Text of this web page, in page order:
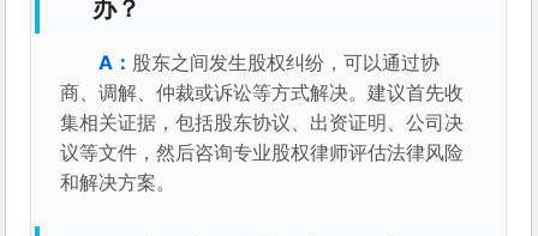
办？
股东之间发生股权纠纷，可以通过协
商、调解、仲裁或诉讼等方式解决。建议首先收
集相关证据，包括股东协议、出资证明、公司决
议等文件，然后咨询专业股权律师评估法律风险
和解决方案。